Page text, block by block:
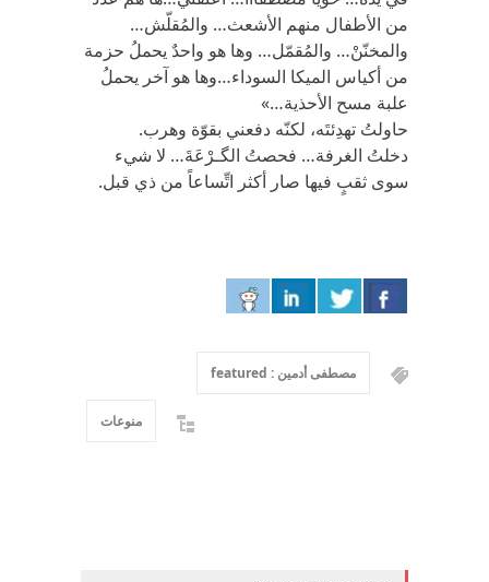
من الأطفال منهم الأشعث… والمُقلّش…
والمخنّنْ… والمُقمّل… وها هو واحدٌ يحملُ حزمة
من أكياس الميكا السوداء…وها هو آخر يحملُ
علبة مسح الأحذية…»
حاولتُ تهدِئتَه، لكنّه دفعني بقوّة وهرب.
دخلتُ الغرفة… فحصتُ الگـرْعَةَ… لا شيء
سوى ثقبٍ فيها صار أكثر اتِّساعاً من ذي قبل.
مصطفى أدمين : featured
منوعات